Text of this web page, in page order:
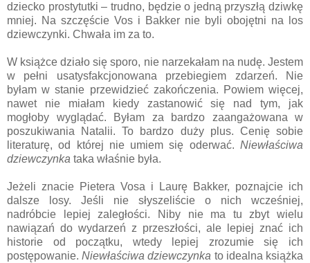
dziecko prostytutki – trudno, będzie o jedną przyszłą dziwkę
mniej. Na szczęście Vos i Bakker nie byli obojętni na los
dziewczynki. Chwała im za to.
W książce działo się sporo, nie narzekałam na nudę. Jestem
w pełni usatysfakcjonowana przebiegiem zdarzeń. Nie
byłam w stanie przewidzieć zakończenia. Powiem więcej,
nawet nie miałam kiedy zastanowić się nad tym, jak
mogłoby wyglądać. Byłam za bardzo zaangażowana w
poszukiwania Natalii. To bardzo duży plus. Cenię sobie
literaturę, od której nie umiem się oderwać. Niewłaściwa
dziewczynka taka właśnie była.
Jeżeli znacie Pietera Vosa i Laurę Bakker, poznajcie ich
dalsze losy. Jeśli nie słyszeliście o nich wcześniej,
nadróbcie lepiej zaległości. Niby nie ma tu zbyt wielu
nawiązań do wydarzeń z przeszłości, ale lepiej znać ich
historie od początku, wtedy lepiej zrozumie się ich
postępowanie.Niewłaściwa dziewczynka to idealna książka